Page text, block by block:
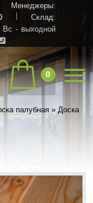
Склад:
Вс - выходной
0
палубная »Доска